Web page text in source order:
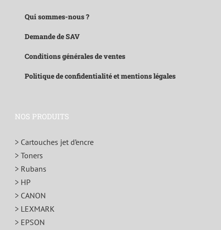
Qui sommes-nous ?
Demande de SAV
Conditions générales de ventes
Politique de confidentialité et mentions légales
NOS PRODUITS
> Cartouches jet d’encre
> Toners
> Rubans
> HP
> CANON
> LEXMARK
> EPSON